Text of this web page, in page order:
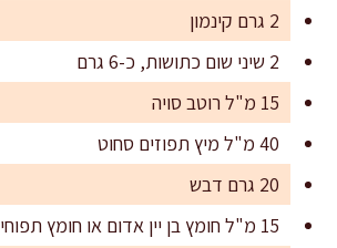
2 גרם קינמון
2 שיני שום כתושות, כ-6 גרם
15 מ"ל רוטב סויה
40 מ"ל מיץ תפוזים סחוט
20 גרם דבש
15 מ"ל חומץ בן יין אדום או חומץ תפוחים